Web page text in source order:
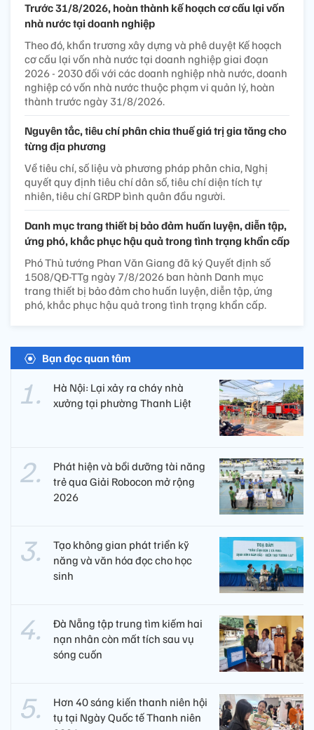
Trước 31/8/2026, hoàn thành kế hoạch cơ cấu lại vốn
nhà nước tại doanh nghiệp
Theo đó, khẩn trương xây dựng và phê duyệt Kế hoạch
cơ cấu lại vốn nhà nước tại doanh nghiệp giai đoạn
2026 - 2030 đối với các doanh nghiệp nhà nước, doanh
nghiệp có vốn nhà nước thuộc phạm vi quản lý, hoàn
thành trước ngày 31/8/2026.
Nguyên tắc, tiêu chí phân chia thuế giá trị gia tăng cho
từng địa phương
Về tiêu chí, số liệu và phương pháp phân chia, Nghị
quyết quy định tiêu chí dân số, tiêu chí diện tích tự
nhiên, tiêu chí GRDP bình quân đầu người.
Danh mục trang thiết bị bảo đảm huấn luyện, diễn tập,
ứng phó, khắc phục hậu quả trong tình trạng khẩn cấp
Phó Thủ tướng Phan Văn Giang đã ký Quyết định số
1508/QĐ-TTg ngày 7/8/2026 ban hành Danh mục
trang thiết bị bảo đảm cho huấn luyện, diễn tập, ứng
phó, khắc phục hậu quả trong tình trạng khẩn cấp.
Bạn đọc quan tâm
Hà Nội: Lại xảy ra cháy nhà
xưởng tại phường Thanh Liệt
Phát hiện và bồi dưỡng tài năng
trẻ qua Giải Robocon mở rộng
2026
Tạo không gian phát triển kỹ
năng và văn hóa đọc cho học
sinh
Đà Nẵng tập trung tìm kiếm hai
nạn nhân còn mất tích sau vụ
sóng cuốn
Hơn 40 sáng kiến thanh niên hội
tụ tại Ngày Quốc tế Thanh niên